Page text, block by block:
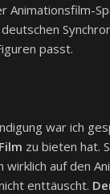
Animationsfilm-
passt.
war ich
zu bieten hat.
wirklich auf den
enttäuscht.